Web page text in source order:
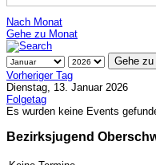
Nach Monat
Gehe zu Monat
Gehe
Vorheriger Tag
Dienstag, 13. Januar 2026
Folgetag
Es wurden keine Events
Bezirksjugend